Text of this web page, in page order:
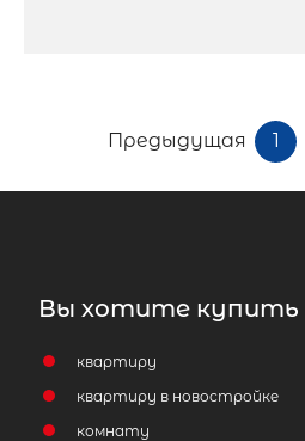
Предыдущая 1
Вы хотите купить
квартиру
квартиру в новостройке
комнату